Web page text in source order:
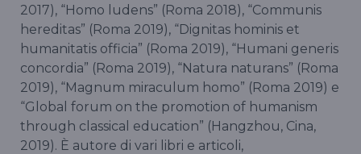
2017), “Homo ludens” (Roma 2018), “Communis
hereditas” (Roma 2019), “Dignitas hominis et
humanitatis officia” (Roma 2019), “Humani generis
concordia” (Roma 2019), “Natura naturans” (Roma
2019), “Magnum miraculum homo” (Roma 2019) e
“Global forum on the promotion of humanism
through classical education” (Hangzhou, Cina,
2019). È autore di vari libri e articoli,